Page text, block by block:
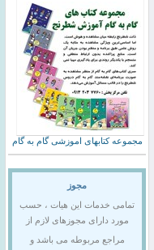
مجموعه کتابهای اموزشی گام به گام
مجوز
تمامی خدمات این هیات ، حسب
مورد دارای مجوزهای لازم از
مراجع مربوطه می باشد و